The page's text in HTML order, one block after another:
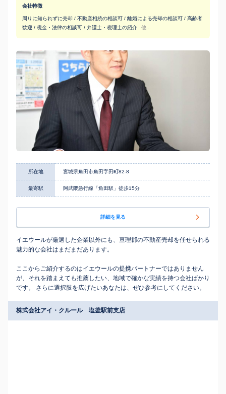
会社特徴
周りに知られずに売却 / 不動産相続の相談可 / 離婚による売却の相談可 / 高齢者
歓迎 / 税金・法律の相談可 / 弁護士・税理士の紹介
他...
所在地 宮城県角田市角田字田町82-8
最寄駅 阿武隈急行線「角田駅」徒歩15分
詳細を見る
イエウールが厳選した企業以外にも、亘理郡の不動産売却を任せられる
魅力的な会社はまだまだあります。
ここからご紹介するのはイエウールの提携パートナーではありません
が、それを踏まえても推薦したい、地域で確かな実績を持つ会社ばかり
です。 さらに選択肢を広げたいあなたは、ぜひ参考にしてください。
株式会社アイ・クルール 塩釜駅前支店